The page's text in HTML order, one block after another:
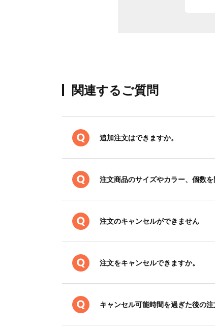
関連するご質問
追加注文はできますか。
注文商品のサイズやカラー、個数を
注文のキャンセルができません
注文をキャンセルできますか。
キャンセル可能時間を過ぎた後の注